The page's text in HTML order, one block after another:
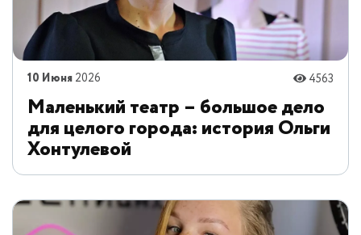
10 Июня 2026 4563
Маленький театр – большое дело
для целого города: история Ольги
Хонтулевой